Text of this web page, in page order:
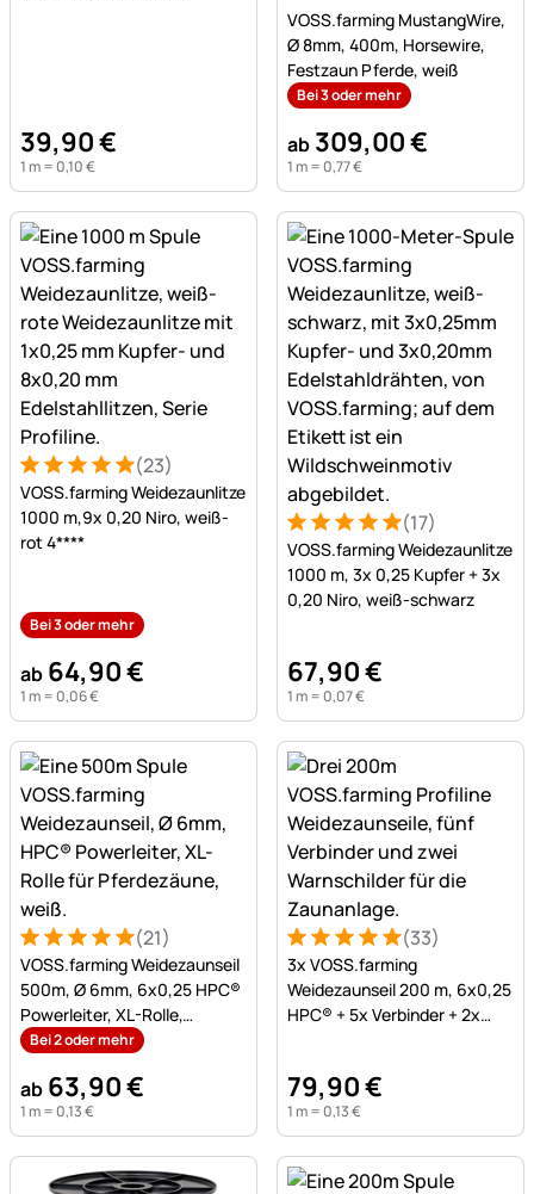
39,90€
1 m = 0,10€
VOSS.farming MustangWire,
Ø 8mm, 400m, Horsewire,
Festzaun Pferde, weiß
Bei 3 oder mehr
ab 309,00€
1 m = 0,77€
Bewertung: 5 von 5 (23 Bewertungen)
23 Bewertungen
(23)
VOSS.farming Weidezaunlitze
1000 m,9x 0,20 Niro, weiß-
rot 4****
Bei 3 oder mehr
ab 64,90€
1 m = 0,06€
Bewertung: 5 von 5 (17
17 Bewertungen
(17)
VOSS.farming Weidezaunlitze
1000 m, 3x 0,25 Kupfer + 3x
0,20 Niro, weiß-schwarz
67,90€
1 m = 0,07€
Bewertung: 5 von 5 (21 Bewertungen)
21 Bewertungen
(21)
VOSS.farming Weidezaunseil
500m, Ø 6mm, 6x0,25 HPC®
Powerleiter, XL-Rolle,
Pferdezaun, weiß
Bei 2 oder mehr
ab 63,90€
1 m = 0,13€
Bewertung: 5 von 5 (33
33 Bewertungen
(33)
3x VOSS.farming
Weidezaunseil 200 m, 6x0,25
HPC® + 5x Verbinder + 2x
79,90€
1 m = 0,13€